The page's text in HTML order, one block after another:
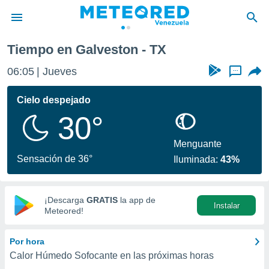
de
ha
calidad.
a este
las
y
digital
basada
Tiempo en Galveston - TX
06:05 Jueves ...
Cielo despejado
30°
Sensación de 36°
Menguante
Iluminada:43%
¡Descarga GRATIS la app de
Meteored!
Instalar
Por hora
Calor Húmedo Sofocante en las próximas horas